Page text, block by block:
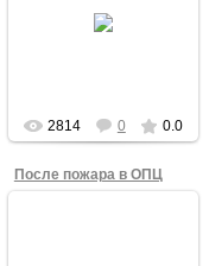
2814 0 0.0
После пожара в ОПЦ